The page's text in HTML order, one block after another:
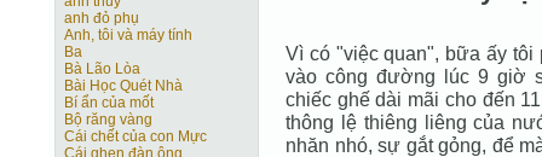
anh đỏ phụ
Anh, tôi và máy tính
Ba
Bà Lão Lòa
Bài Học Quét Nhà
Bí ẩn của mốt
Bộ răng vàng
Cái chết của con Mực
Cái ghen đàn ông
Vì có "việc quan", bữa ấy
vào công đường lúc 9 giờ
chiếc ghế dài mãi cho đến
thông lệ thiêng liêng của
nhăn nhó, sự gắt gỏng, để